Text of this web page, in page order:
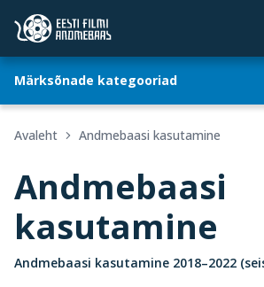
Märksõnade kategooriad
Avaleht Andmebaasi kasutamine
Andmebaasi
kasutamine
Andmebaasi kasutamine 2018–2022